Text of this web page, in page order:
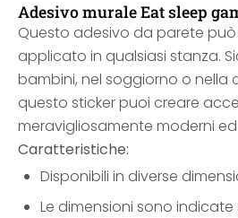
Adesivo murale Eat sleep
Questo adesivo da parete
applicato in qualsiasi stanza.
bambini, nel soggiorno o nella
questo sticker puoi creare
meravigliosamente moderni ed
Caratteristiche:
Disponibili in diverse
Le dimensioni sono